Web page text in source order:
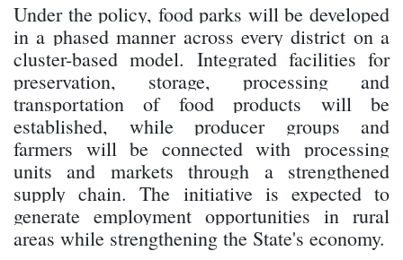
Under the policy, food parks will be developed
in a phased manner across every district on a
cluster-based model. Integrated facilities for
preservation, storage, processing and
transportation of food products will be
established, while producer groups and
farmers will be connected with processing
units and markets through a strengthened
supply chain. The initiative is expected to
generate employment opportunities in rural
areas while strengthening the State's economy.